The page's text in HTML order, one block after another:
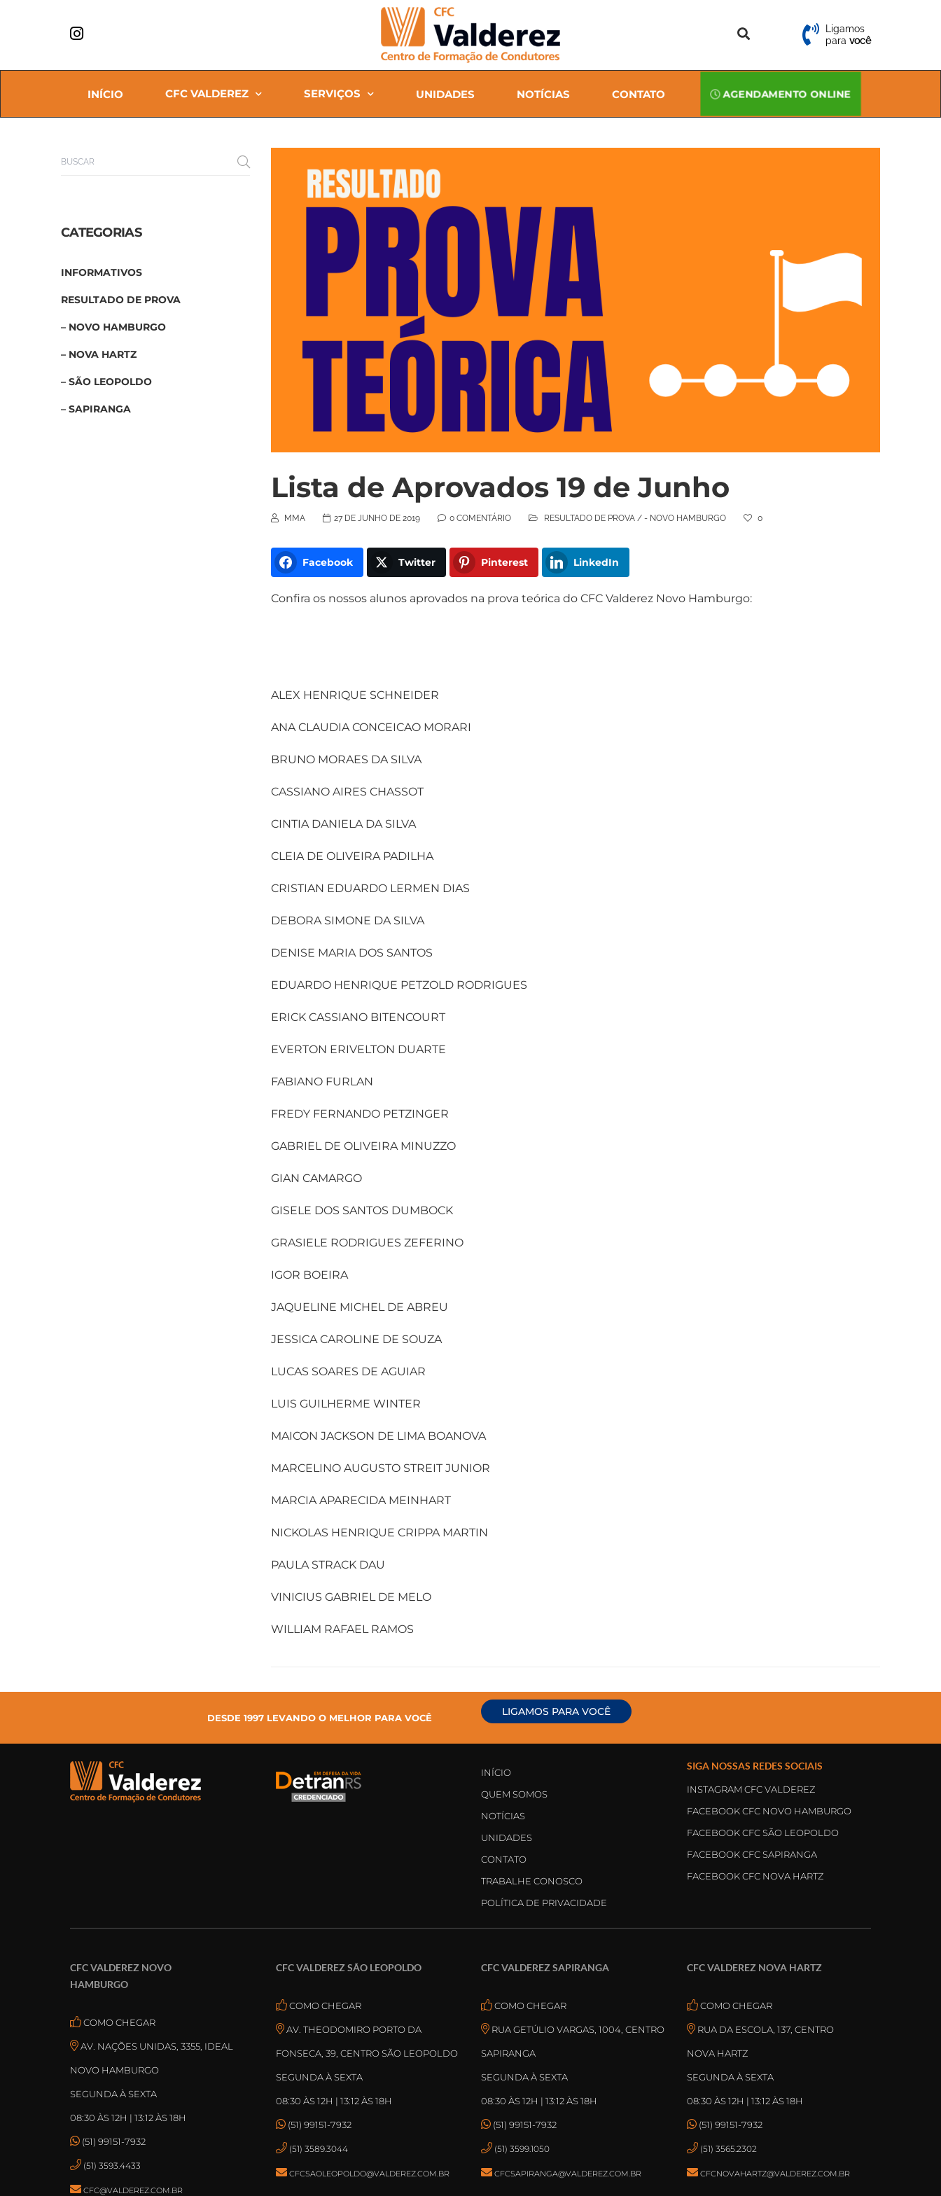
Ligamos
para você
INÍCIO CFC VALDEREZ SERVIÇOS UNIDADES NOTÍCIAS CONTATO AGENDAMENTO ONLINE
Lista de Aprovados 19 de Junho
MMA 27 DE JUNHO DE 2019 0 COMENTÁRIO RESULTADO DE PROVA / - NOVO HAMBURGO 0
Facebook Twitter Pinterest LinkedIn
Confira os nossos alunos aprovados na prova teórica do CFC Valderez Novo Hamburgo:
ALEX HENRIQUE SCHNEIDER
ANA CLAUDIA CONCEICAO MORARI
BRUNO MORAES DA SILVA
CASSIANO AIRES CHASSOT
CINTIA DANIELA DA SILVA
CLEIA DE OLIVEIRA PADILHA
CRISTIAN EDUARDO LERMEN DIAS
DEBORA SIMONE DA SILVA
DENISE MARIA DOS SANTOS
EDUARDO HENRIQUE PETZOLD RODRIGUES
ERICK CASSIANO BITENCOURT
EVERTON ERIVELTON DUARTE
FABIANO FURLAN
FREDY FERNANDO PETZINGER
GABRIEL DE OLIVEIRA MINUZZO
GIAN CAMARGO
GISELE DOS SANTOS DUMBOCK
GRASIELE RODRIGUES ZEFERINO
IGOR BOEIRA
JAQUELINE MICHEL DE ABREU
JESSICA CAROLINE DE SOUZA
LUCAS SOARES DE AGUIAR
LUIS GUILHERME WINTER
MAICON JACKSON DE LIMA BOANOVA
MARCELINO AUGUSTO STREIT JUNIOR
MARCIA APARECIDA MEINHART
NICKOLAS HENRIQUE CRIPPA MARTIN
PAULA STRACK DAU
VINICIUS GABRIEL DE MELO
WILLIAM RAFAEL RAMOS
CATEGORIAS
INFORMATIVOS
RESULTADO DE PROVA
– NOVO HAMBURGO
– NOVA HARTZ
– SÃO LEOPOLDO
– SAPIRANGA
DESDE 1997 LEVANDO O MELHOR PARA VOCÊ
LIGAMOS PARA VOCÊ
INÍCIO
QUEM SOMOS
NOTÍCIAS
UNIDADES
CONTATO
TRABALHE CONOSCO
POLÍTICA DE PRIVACIDADE
SIGA NOSSAS REDES SOCIAIS
INSTAGRAM CFC VALDEREZ
FACEBOOK CFC NOVO HAMBURGO
FACEBOOK CFC SÃO LEOPOLDO
FACEBOOK CFC SAPIRANGA
FACEBOOK CFC NOVA HARTZ
CFC VALDEREZ NOVO
HAMBURGO
COMO CHEGAR
AV. NAÇÕES UNIDAS, 3355, IDEAL
NOVO HAMBURGO
SEGUNDA À SEXTA
08:30 ÀS 12H | 13:12 ÀS 18H
(51) 99151-7932
(51) 3593.4433
CFC@VALDEREZ.COM.BR
CFC VALDEREZ SÃO LEOPOLDO
COMO CHEGAR
AV. THEODOMIRO PORTO DA
FONSECA, 39, CENTRO SÃO LEOPOLDO
SEGUNDA À SEXTA
08:30 ÀS 12H | 13:12 ÀS 18H
(51) 99151-7932
(51) 3589.3044
CFCSAOLEOPOLDO@VALDEREZ.COM.BR
CFC VALDEREZ SAPIRANGA
COMO CHEGAR
RUA GETÚLIO VARGAS, 1004, CENTRO
SAPIRANGA
SEGUNDA À SEXTA
08:30 ÀS 12H | 13:12 ÀS 18H
(51) 99151-7932
(51) 3599.1050
CFCSAPIRANGA@VALDEREZ.COM.BR
CFC VALDEREZ NOVA HARTZ
COMO CHEGAR
RUA DA ESCOLA, 137, CENTRO
NOVA HARTZ
SEGUNDA À SEXTA
08:30 ÀS 12H | 13:12 ÀS 18H
(51) 99151-7932
(51) 3565.2302
CFCNOVAHARTZ@VALDEREZ.COM.BR